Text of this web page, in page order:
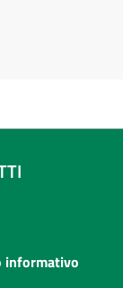
informativo